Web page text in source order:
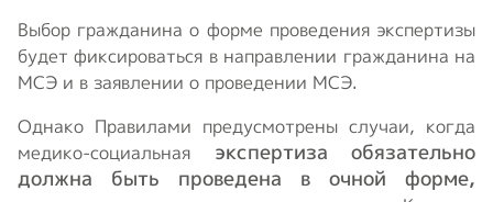
Выбор гражданина о форме проведения экспертизы
будет фиксироваться в направлении гражданина на
МСЭ и в заявлении о проведении МСЭ.
Однако Правилами предусмотрены случаи, когда
медико-социальная экспертиза обязательно
должна быть проведена в очной форме,